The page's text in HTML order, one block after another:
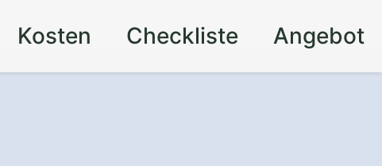
Kosten Checkliste Angebot